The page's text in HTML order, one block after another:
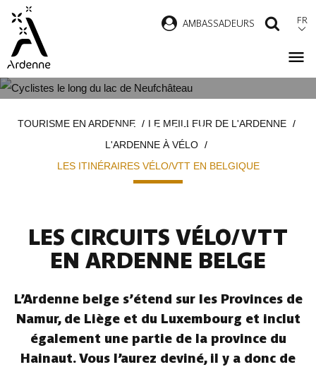
contenu
principal
AMBASSADEURS FR
BELGIQUE
d'ArianeTOURISME EN ARDENNE
LE MEILLEUR DE L'ARDENNE
L'ARDENNE À VÉLO
LES ITINÉRAIRES VÉLO/VTT EN BELGIQUE
LES CIRCUITS VÉLO/VTT
EN ARDENNE BELGE
L’Ardenne belge s’étend sur les Provinces de
Namur, de Liège et du Luxembourg et inclut
également une partie de la province du
Hainaut. Vous l’aurez deviné, il y a donc de